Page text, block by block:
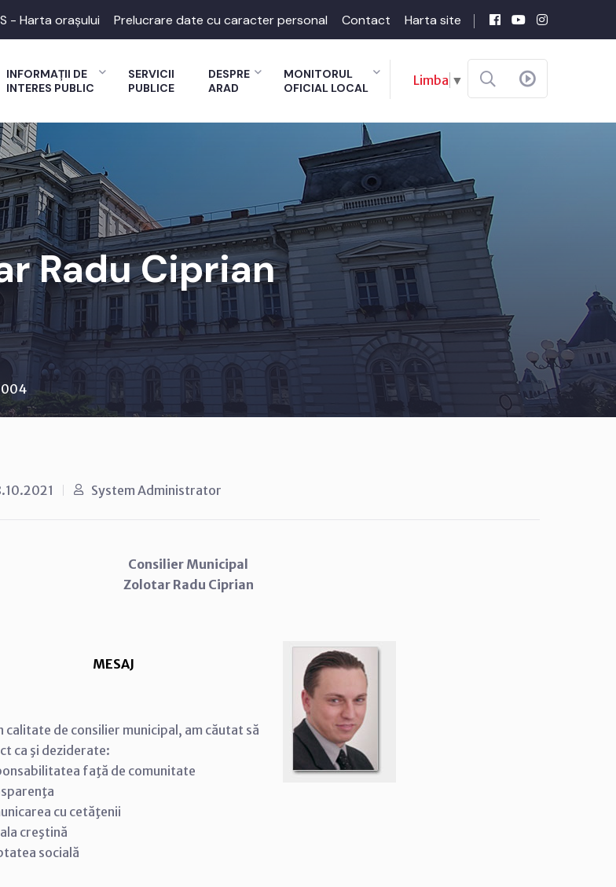
- Harta orașului Prelucrare date cu caracter personal Contact Harta site
INFORMAȚII DE
INTERES PUBLIC
SERVICII
PUBLICE
DESPRE
ARAD
MONITORUL
OFICIAL LOCAL
Limba ▼
Radu Ciprian
System Administrator
Consilier Municipal
Zolotar Radu Ciprian
MESAJ
de consilier municipal, am căutat să
ca şi deziderate:
faţă de comunitate
cu cetăţenii
creştină
socială